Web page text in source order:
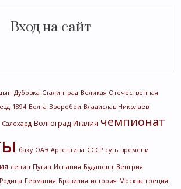
Вход на сайт
Дубовка Сталинград Великая Отечественная
1894 Волга Зверобои Владислав Николаев
Салехард Волгоград Италия чемпионат
баку ОАЭ Аргентина СССР суть времени
ленин Путин Испания Будапешт Венгрия
Родина Германия Бразилия история Москва греция